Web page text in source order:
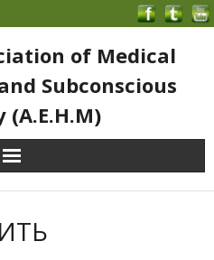
of Medical
Subconscious
(A.E.H.M)